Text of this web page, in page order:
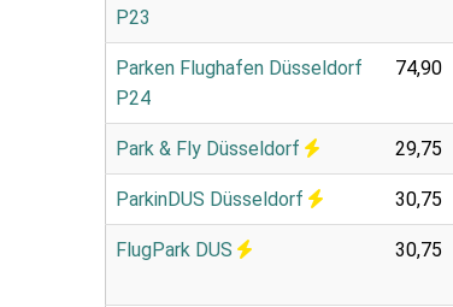
P23
Parken Flughafen Düsseldorf
P24
74,90
Park & Fly Düsseldorf 29,75
ParkinDUS Düsseldorf 30,75
FlugPark DUS 30,75